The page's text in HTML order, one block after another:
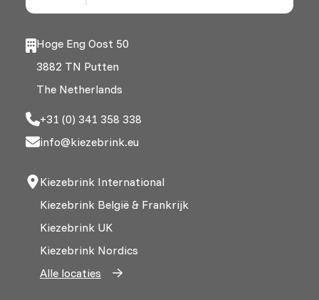
Hoge Eng Oost 50
3882 TN Putten
The Netherlands
+31 (0) 341 358 338
info@kiezebrink.eu
Kiezebrink International
Kiezebrink België & Frankrijk
Kiezebrink UK
Kiezebrink Nordics
Alle locaties